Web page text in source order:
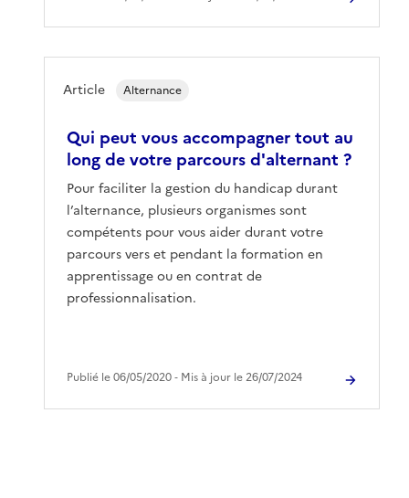
Qui peut vous accompagner tout au
long de votre parcours d'alternant ?
Pour faciliter la gestion du handicap durant
l’alternance, plusieurs organismes sont
compétents pour vous aider durant votre
parcours vers et pendant la formation en
apprentissage ou en contrat de
professionnalisation.
Article Alternance
Publié le 06/05/2020 ‐ Mis à jour le 26/07/2024